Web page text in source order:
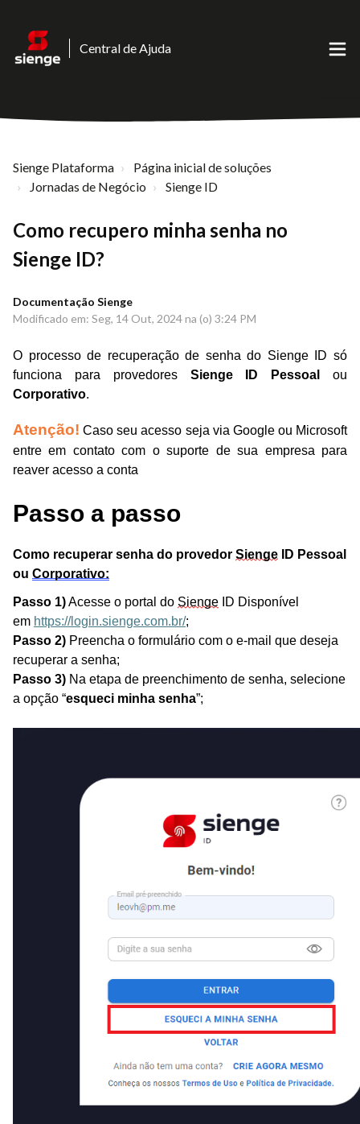
Central de Ajuda
Sienge Plataforma
Página inicial de soluções
Jornadas de Negócio
Sienge ID
Como recupero minha senha no
Sienge ID?
Documentação Sienge
Modificado em: Seg, 14 Out, 2024 na (o) 3:24 PM
O processo de recuperação de senha do Sienge ID só
funciona para provedores Sienge ID Pessoal
ou
Corporativo.
Atenção! Caso seu acesso seja via Google ou Microsoft
entre em contato com o suporte de sua empresa para
reaver acesso a conta
Passo a passo
Como recuperar senha do provedor Sienge ID Pessoal
ou Corporativo:
Passo 1)Acesse o portal do Sienge ID Disponível
em https://login.sienge.com.br/;
Passo 2) Preencha o formulário com o e-mail que deseja
recuperar a senha;
Passo 3) Na etapa de preenchimento de senha, selecione
a opção “esqueci minha senha”;